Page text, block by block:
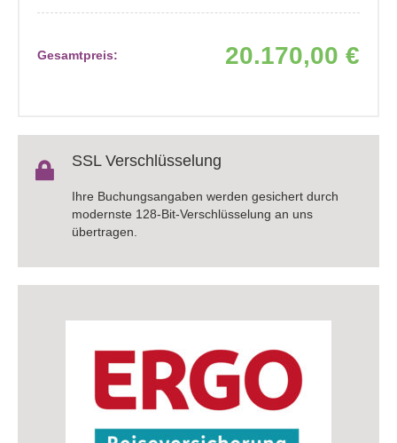
Gesamtpreis: 20.170,00 €
SSL Verschlüsselung
Ihre Buchungsangaben werden gesichert durch
modernste 128-Bit-Verschlüsselung an uns
übertragen.